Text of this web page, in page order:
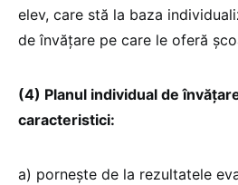
elev, care stă la baza
de învățare pe care le oferă
(4) Planul individual de
caracteristici:
a) pornește de la rezultatele